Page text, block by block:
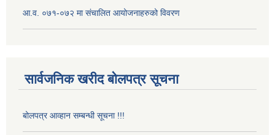
आ.व. ०७१-०७२ मा संचालित आयोजनाहरुको विवरण
सार्वजनिक खरीद बोलपत्र सूचना
बोलपत्र आव्हान सम्बन्धी सूचना !!!